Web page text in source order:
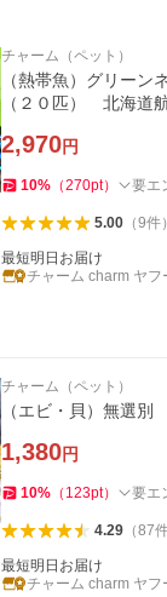
チャーム（ペット）
（熱帯魚）グリーン
（２０匹） 北海道
2,970円
10% （270pt） 要エ
5.00（9件）
最短明日お届け
チャーム charm ヤフ
チャーム（ペット）
（エビ・貝）無選別
1,380円
10% （ 123pt） 要エ
4.29（87
最短明日お届け
チャーム charm ヤフ